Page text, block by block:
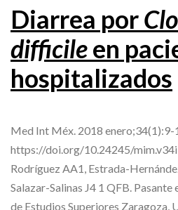
Diarrea por
difficileen
hospitalizados
Med Int Méx. 2018 enero;34(1):9-
https://doi.org/10.24245/
Rodríguez AA1, Estrada-
Salazar-Salinas J4 1 QFB. Pasante
de Estudios Superiores Zaragoza,